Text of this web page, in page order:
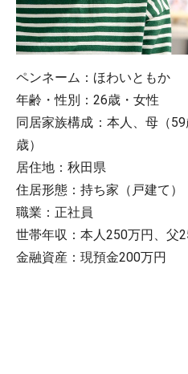
ペンネーム：ほわいともか
年齢・性別：26歳・女性
同居家族構成：本人、母（
歳）
居住地：秋田県
住居形態：持ち家（戸建て）
職業：正社員
世帯年収：本人250万円、父
金融資産：現預金200万円